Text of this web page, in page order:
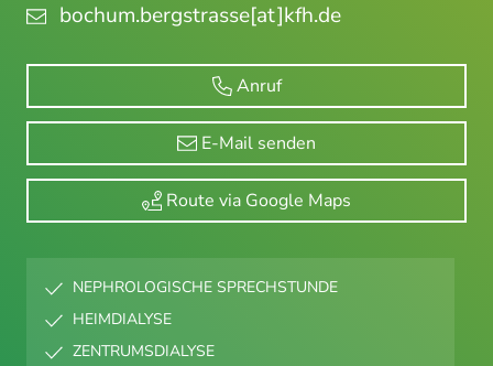
bochum.bergstrasse[at]kfh.de
Anruf
E-Mail senden
Route via Google Maps
NEPHROLOGISCHE SPRECHSTUNDE
HEIMDIALYSE
ZENTRUMSDIALYSE